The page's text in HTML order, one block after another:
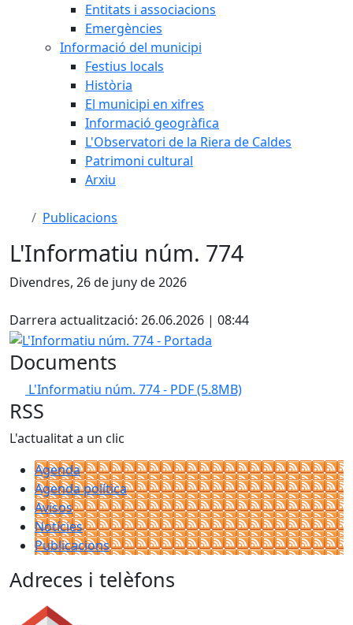
Entitats i associacions
Emergències
Informació del municipi
Festius locals
Història
El municipi en xifres
Informació geogràfica
L'Observatori de la Riera de Caldes
Patrimoni cultural
Arxiu
Publicacions
L'Informatiu núm. 774
Divendres, 26 de juny de 2026
Darrera actualització: 26.06.2026 | 08:44
L'Informatiu núm. 774 - Portada
Documents
L'Informatiu núm. 774 - PDF(5.8MB)
RSS
L'actualitat a un clic
Agenda
Agenda política
Avisos
Notícies
Publicacions
Adreces i telèfons